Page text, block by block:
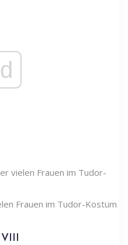
Frauen im Tudor-Kostüm